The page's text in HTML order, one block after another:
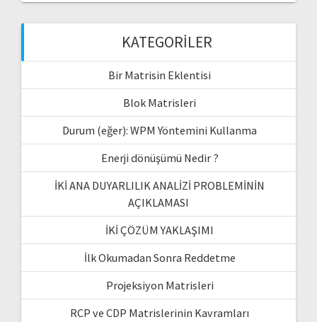
KATEGORILER
Bir Matrisin Eklentisi
Blok Matrisleri
Durum (eğer): WPM Yöntemini Kullanma
Enerji dönüşümü Nedir ?
İKİ ANA DUYARLILIK ANALİZİ PROBLEMİNİN
AÇIKLAMASI
İKİ ÇÖZÜM YAKLAŞIMI
İlk Okumadan Sonra Reddetme
Projeksiyon Matrisleri
RCP ve CDP Matrislerinin Kavramları